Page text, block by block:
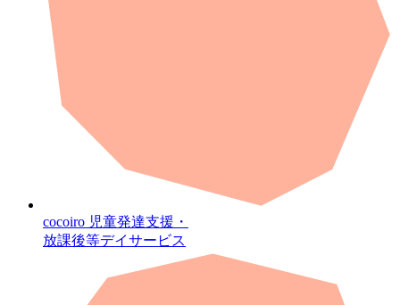
cocoiro 児童発達支援・
放課後等デイサービス